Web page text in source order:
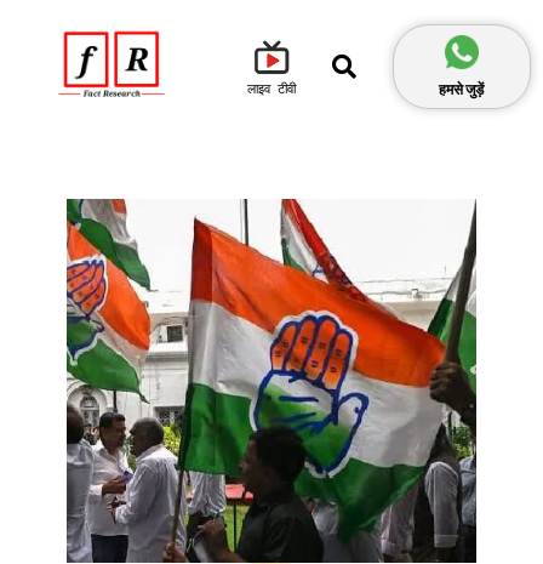
लाइव टीवी हमसे जुड़ें